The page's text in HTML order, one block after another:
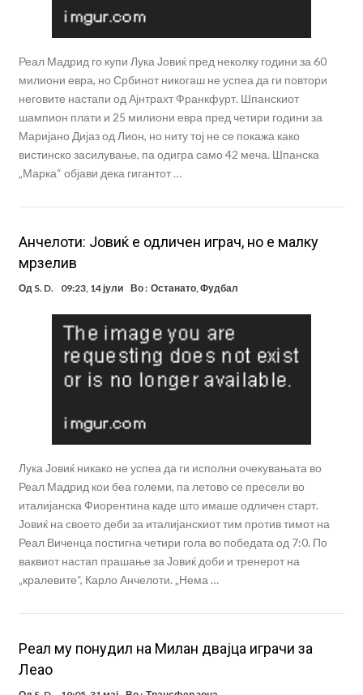
Реал Мадрид го купи Лука Јовиќ пред неколку години за 60
милиони евра, но Србинот никогаш не успеа да ги повтори
неговите настапи од Ајнтрахт Франкфурт. Шпанскиот
шампион плати и 25 милиони евра пред четири години за
Маријано Дијаз од Лион, но ниту тој не се покажа како
вистинско засилување, па одигра само 42 меча. Шпанска
„Марка“ објави дека гигантот …
Анчелоти: Јовиќ е одличен играч, но е малку
мрзелив
Од S. D. 09:23, 14 јули Во : Останато,Фудбал
Лука Јовиќ никако не успеа да ги исполни очекувањата во
Реал Мадрид кои беа големи, па летово се пресели во
италијанска Фиорентина каде што имаше одличен старт.
Јовиќ на своето деби за италијанскиот тим против тимот на
Реал Виченца постигна четири гола во победата од 7:0. По
ваквиот настап прашање за Јовиќ доби и тренерот на
„кралевите“, Карло Анчелоти. „Нема …
Реал му понудил на Милан двајца играчи за
Леао